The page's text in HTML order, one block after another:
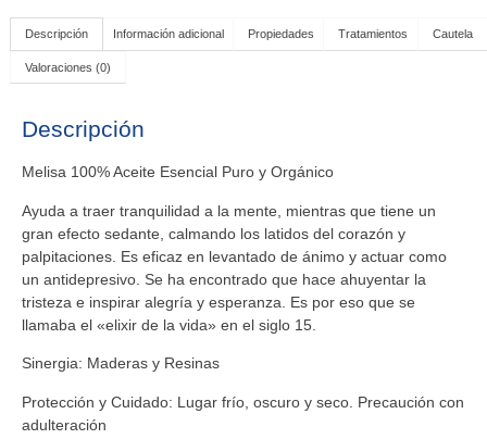
Descripción Información adicional Propiedades Tratamientos Cautela
Valoraciones (0)
Descripción
Melisa 100% Aceite Esencial Puro y Orgánico
Ayuda a traer tranquilidad a la mente, mientras que tiene un
gran efecto sedante, calmando los latidos del corazón y
palpitaciones. Es eficaz en levantado de ánimo y actuar como
un antidepresivo. Se ha encontrado que hace ahuyentar la
tristeza e inspirar alegría y esperanza. Es por eso que se
llamaba el «elixir de la vida» en el siglo 15.
Sinergia: Maderas y Resinas
Protección y Cuidado: Lugar frío, oscuro y seco. Precaución con
adulteración